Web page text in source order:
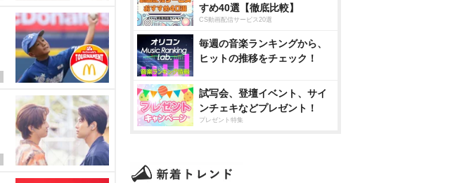
すめ40選【徹底比較】
CS動画配信サービス20選
毎週の音楽ランキングから、
ヒットの推移をチェック！
試写会、登壇イベント、サイ
ンチェキなどプレゼント！
プレゼント特集